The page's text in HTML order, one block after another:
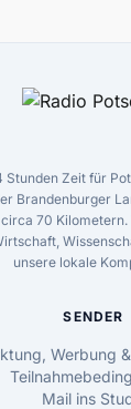
Stunden Zeit für
Brandenburger
70
unsere lokale
SENDER
Werbung
Mail ins